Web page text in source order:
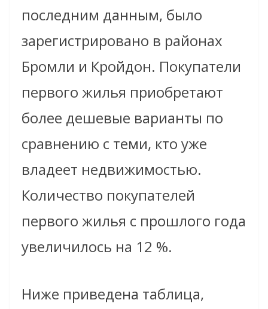
последним данным, было
зарегистрировано в районах
Бромли и Кройдон. Покупатели
первого жилья приобретают
более дешевые варианты по
сравнению с теми, кто уже
владеет недвижимостью.
Количество покупателей
первого жилья с прошлого года
увеличилось на 12 %.
Ниже приведена таблица,